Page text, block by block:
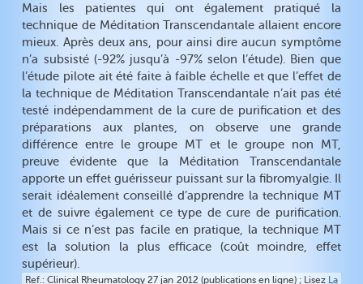
Mais les patientes qui ont également pratiqué la
technique de Méditation Transcendantale allaient encore
mieux. Après deux ans, pour ainsi dire aucun symptôme
n’a subsisté (-92% jusqu’à -97% selon l’étude). Bien que
l’étude pilote ait été faite à faible échelle et que l’effet de
la technique de Méditation Transcendantale n’ait pas été
testé indépendamment de la cure de purification et des
préparations aux plantes, on observe une grande
différence entre le groupe MT et le groupe non MT,
preuve évidente que la Méditation Transcendantale
apporte un effet guérisseur puissant sur la fibromyalgie. Il
serait idéalement conseillé d’apprendre la technique MT
et de suivre également ce type de cure de purification.
Mais si ce n’est pas facile en pratique, la technique MT
est la solution la plus efficace (coût moindre, effet
supérieur).
Ref. Clinical Rheumatology 27 jan 2012 (publications en ligne) ; Lisez La